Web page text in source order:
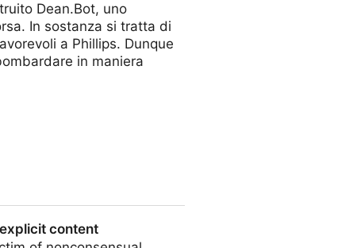
Dean.Bot, uno
In sostanza si tratta di
a Phillips. Dunque
in maniera
content